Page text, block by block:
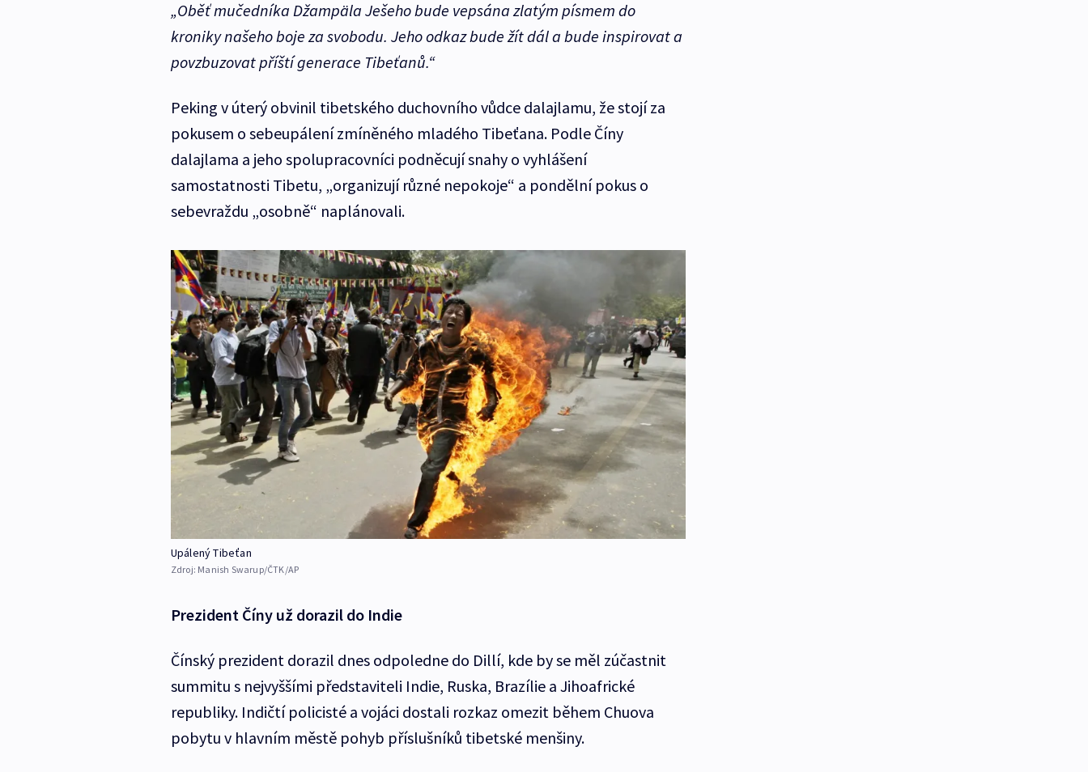
„Oběť mučedníka Džampäla Ješeho bude vepsána zlatým písmem do
kroniky našeho boje za svobodu. Jeho odkaz bude žít dál a bude inspirovat a
povzbuzovat příští generace Tibeťanů.“
Peking v úterý obvinil tibetského duchovního vůdce dalajlamu, že stojí za
pokusem o sebeupálení zmíněného mladého Tibeťana. Podle Číny
dalajlama a jeho spolupracovníci podněcují snahy o vyhlášení
samostatnosti Tibetu, „organizují různé nepokoje“ a pondělní pokus o
sebevraždu „osobně“ naplánovali.
Upálený Tibeťan
Zdroj: Manish Swarup/ČTK/AP
Prezident Číny už dorazil do Indie
Čínský prezident dorazil dnes odpoledne do Dillí, kde by se měl zúčastnit
summitu s nejvyššími představiteli Indie, Ruska, Brazílie a Jihoafrické
republiky. Indičtí policisté a vojáci dostali rozkaz omezit během Chuova
pobytu v hlavním městě pohyb příslušníků tibetské menšiny.